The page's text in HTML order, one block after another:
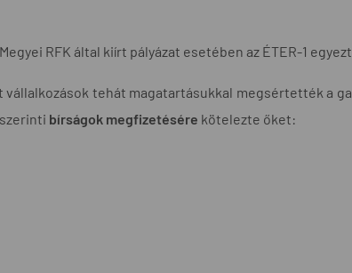
RFK által kiírt pályázat esetében az ÉTER-1
vállalkozások tehát magatartásukkal megsértették a
szerinti bírságok megfizetésére kötelezte őket: